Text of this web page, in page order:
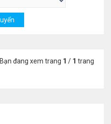
Bạn đang xem trang 1 / 1 trang